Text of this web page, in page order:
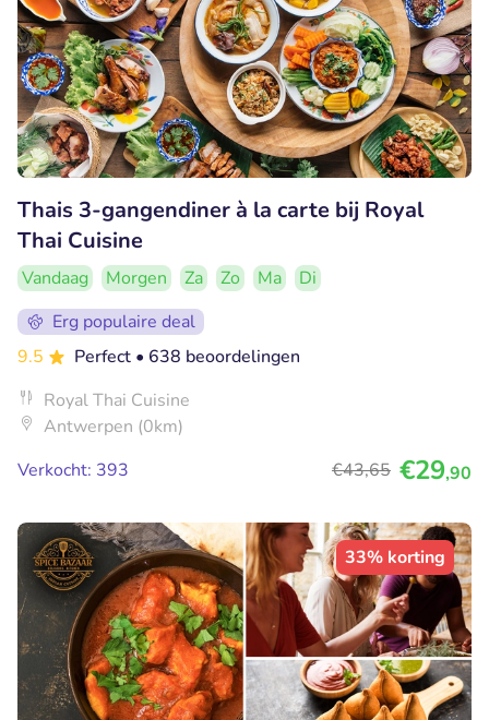
Thais 3-gangendiner à la carte bij Royal
Thai Cuisine
Vandaag Morgen Za Zo Ma
Di
Erg populaire deal
9.5
Perfect • 638 beoordelingen
Royal Thai Cuisine
Antwerpen (0km)
Verkocht: 393
€43,65 €29,90
33% korting